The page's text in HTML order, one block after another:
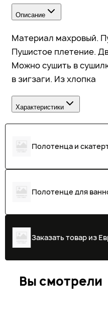
Описание
Материал махровый.
Пушистое плетение.
Можно сушить в
в зигзаги. Из хлопка
Характеристики
Полотенца и
Полотенце для
Заказать товар из
Вы смотрели